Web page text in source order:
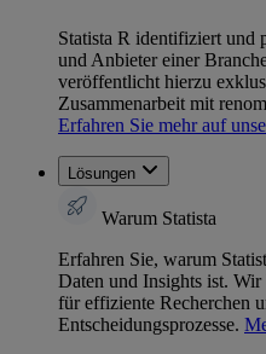
Statista R identifiziert und
und Anbieter einer
veröffentlicht hierzu
Zusammenarbeit mit
Erfahren Sie mehr auf
Lösungen
Warum Statista
Erfahren Sie, warum
Daten und Insights ist.
für effiziente Recherchen
Entscheidungsprozesse.